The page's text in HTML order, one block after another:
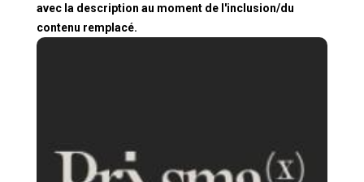
avec la description au moment de l'inclusion/du
contenu remplacé.